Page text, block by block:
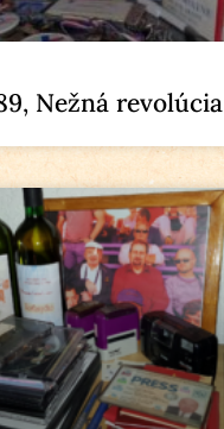
Nežná revolúcia